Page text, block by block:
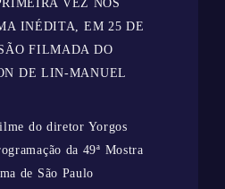
VEZ NOS
INÉDITA, EM 25 DE
FILMADA DO
DE LIN-MANUEL
do diretor Yorgos
da 49ª Mostra
de São Paulo